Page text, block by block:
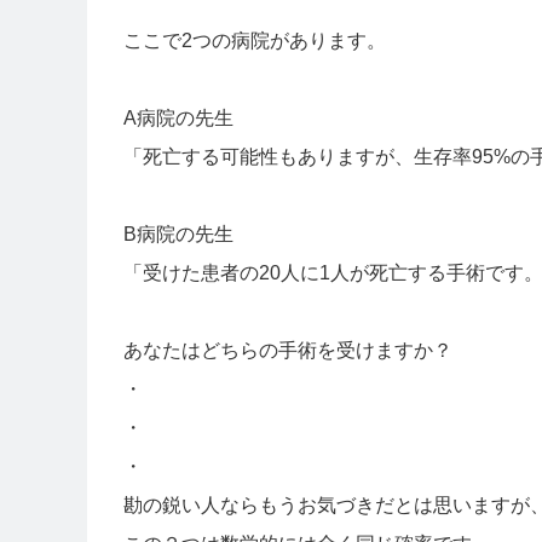
ここで2つの病院があります。
A病院の先生
「死亡する可能性もありますが、生存率95%の
B病院の先生
「受けた患者の20人に1人が死亡する手術です。
あなたはどちらの手術を受けますか？
・
・
・
勘の鋭い人ならもうお気づきだとは思いますが、